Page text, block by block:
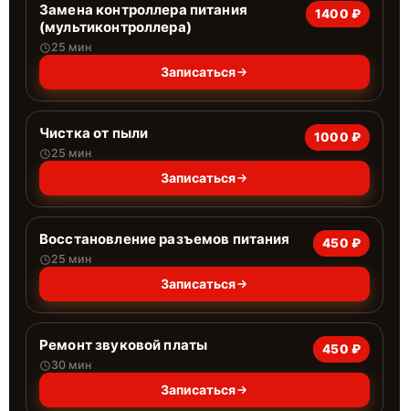
Замена контроллера питания
(мультиконтроллера)
25 мин
1400 ₽
Записаться
Чистка от пыли
25 мин
1000 ₽
Записаться
Восстановление разъемов питания
25 мин
450 ₽
Записаться
Ремонт звуковой платы
30 мин
450 ₽
Записаться